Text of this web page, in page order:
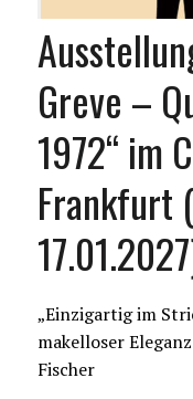
Greve –
1972“ im
Frankfurt
„Einzigartig im
makelloser
Fischer